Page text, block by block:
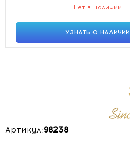
Нет в наличии
УЗНАТЬ О НАЛИЧИИ
Артикул:98238